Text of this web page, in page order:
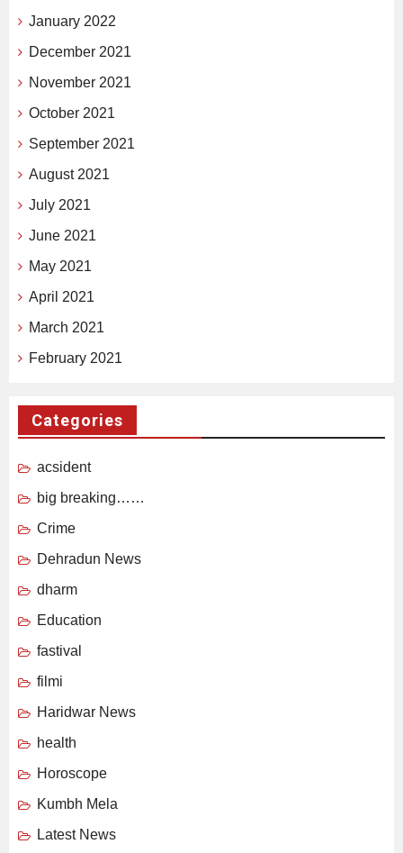
January 2022
December 2021
November 2021
October 2021
September 2021
August 2021
July 2021
June 2021
May 2021
April 2021
March 2021
February 2021
Categories
acsident
big breaking……
Crime
Dehradun News
dharm
Education
fastival
filmi
Haridwar News
health
Horoscope
Kumbh Mela
Latest News